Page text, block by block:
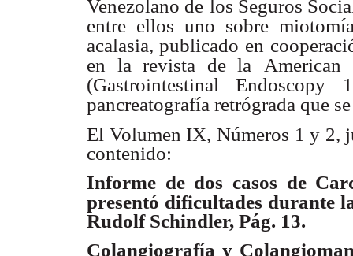
Venezolano de los Seguros
entre ellos uno sobre
acalasia, publicado en
en la revista de la American
(Gastrointestinal Endoscopy
pancreatografía retrógrada que se
El Volumen IX, Números 1 y 2,
contenido:
Informe de dos casos de
presentó dificultades durante
Rudolf Schindler, Pág. 13.
Colangiografía y